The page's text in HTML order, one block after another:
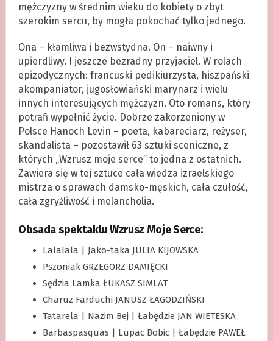
mężczyzny w średnim wieku do kobiety o zbyt
szerokim sercu, by mogła pokochać tylko jednego.
Ona – kłamliwa i bezwstydna. On – naiwny i
upierdliwy. I jeszcze bezradny przyjaciel. W rolach
epizodycznych: francuski pedikiurzysta, hiszpański
akompaniator, jugosłowiański marynarz i wielu
innych interesujących mężczyzn. Oto romans, który
potrafi wypełnić życie. Dobrze zakorzeniony w
Polsce Hanoch Levin – poeta, kabareciarz, reżyser,
skandalista – pozostawił 63 sztuki sceniczne, z
których „Wzrusz moje serce” to jedna z ostatnich.
Zawiera się w tej sztuce cała wiedza izraelskiego
mistrza o sprawach damsko-męskich, cała czułość,
cała zgryźliwość i melancholia.
Obsada spektaklu Wzrusz Moje Serce:
Lalalala | Jako-taka JULIA KIJOWSKA
Pszoniak GRZEGORZ DAMIĘCKI
Sędzia Lamka ŁUKASZ SIMLAT
Charuz Farduchi JANUSZ ŁAGODZIŃSKI
Tatarela | Nazim Bej | Łabędzie JAN WIETESKA
Barbaspasquas | Lupac Bobic | Łabędzie PAWEŁ